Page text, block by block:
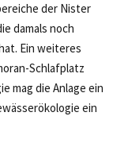
der Nister
damals noch
Ein weiteres
Schlafplatz
mag die Anlage ein
ein